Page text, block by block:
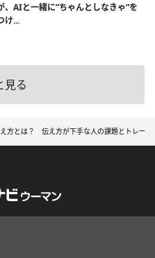
、AIと一緒に”ちゃんとしなきゃ”を
け...
見る
え方とは？ 伝え方が下手な人の課題とトレーニ